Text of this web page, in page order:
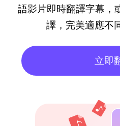
語影片即時翻譯字幕，
譯，完美適應不
立即